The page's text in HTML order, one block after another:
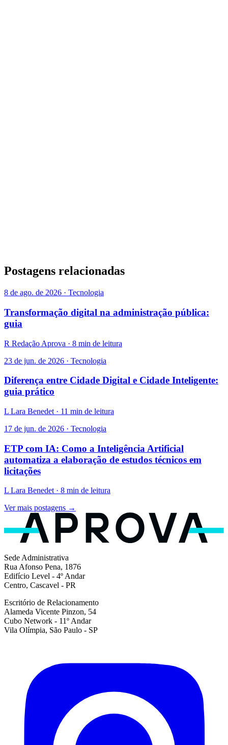
Postagens relacionadas
8 de ago. de 2026 · Tecnologia
Transformação digital na administração pública:
guia
R Redação Aprova · 8 min de leitura
23 de jun. de 2026 · Tecnologia
Diferença entre Cidade Digital e Cidade Inteligente:
guia prático
L Lara Benedet · 11 min de leitura
17 de jun. de 2026 · Tecnologia
ETP com IA: Como a Inteligência Artificial
automatiza a elaboração de estudos técnicos em
licitações
L Lara Benedet · 8 min de leitura
Ver mais postagens →
Sede Administrativa
Rua Afonso Pena, 1876
Edifício Level - 4º Andar
Centro, Cascavel - PR
Escritório de Relacionamento
Alameda Vicente Pinzon, 54
Cubo Network - 11º Andar
Vila Olímpia, São Paulo - SP